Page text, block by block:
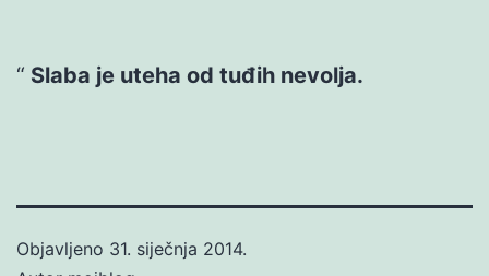
Slaba je uteha od tuđih nevolja.
Objavljeno 31. siječnja 2014.